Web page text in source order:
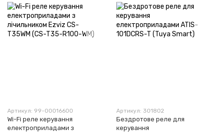
Артикул: 99-00016600
Wi-Fi реле керування
електроприладами з
Артикул: 301802
Бездротове реле для
керування